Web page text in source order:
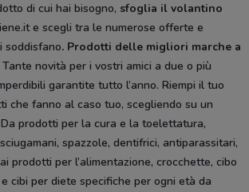
di cui hai bisogno, sfoglia il volantino
e scegli tra le numerose offerte e
soddisfano. Prodotti delle migliori marche a
Tante novità per i vostri amici a due o più
garantite tutto l’anno. Riempi il tuo
che fanno al caso tuo, scegliendo su un
prodotti per la cura e la toelettatura,
spazzole, dentifrici, antiparassitari,
prodotti per l’alimentazione, crocchette, cibo
cibi per diete specifiche per ogni età da